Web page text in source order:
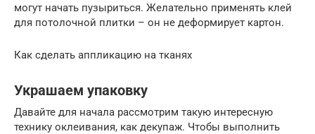
могут начать пузыриться. Желательно применять клей
для потолочной плитки – он не деформирует картон.
Как сделать аппликацию на тканях
Украшаем упаковку
Давайте для начала рассмотрим такую интересную
технику оклеивания, как декупаж. Чтобы выполнить